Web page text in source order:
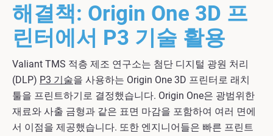
해결책: Origin One 3D 프
린터에서 P3 기술 활용
Valiant TMS 적층 제조 연구소는 첨단 디지털 광원 처리
(DLP) P3 기술을 사용하는 Origin One 3D 프린터로 래치
툴을 프린트하기로 결정했습니다. Origin One은 광범위한
재료와 사출 금형과 같은 표면 마감을 포함하여 여러 면에
서 이점을 제공했습니다. 또한 엔지니어들은 빠른 프린트